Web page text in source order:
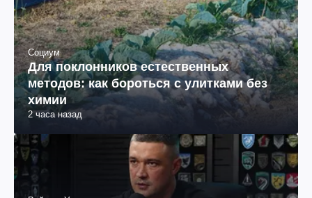
Социум
Для поклонников естественных
методов: как бороться с улитками без
химии